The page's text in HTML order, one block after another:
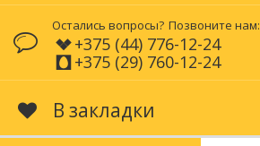
Остались вопросы? Позвоните нам:
+375 (44) 776-12-24
+375 (29) 760-12-24
В закладки